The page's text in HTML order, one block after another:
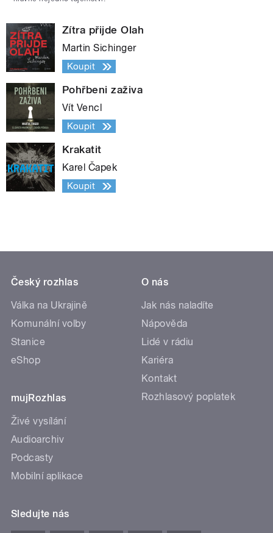
Zítra přijde Olah
Martin Sichinger
Koupit
Pohřbeni zaživa
Vít Vencl
Koupit
Krakatit
Karel Čapek
Koupit
Český rozhlas
Válka na Ukrajině
Komunální volby
Stanice
eShop
mujRozhlas
Živé vysílání
Audioarchiv
Podcasty
Mobilní aplikace
O nás
Jak nás naladíte
Nápověda
Lidé v rádiu
Kariéra
Kontakt
Rozhlasový poplatek
Sledujte nás